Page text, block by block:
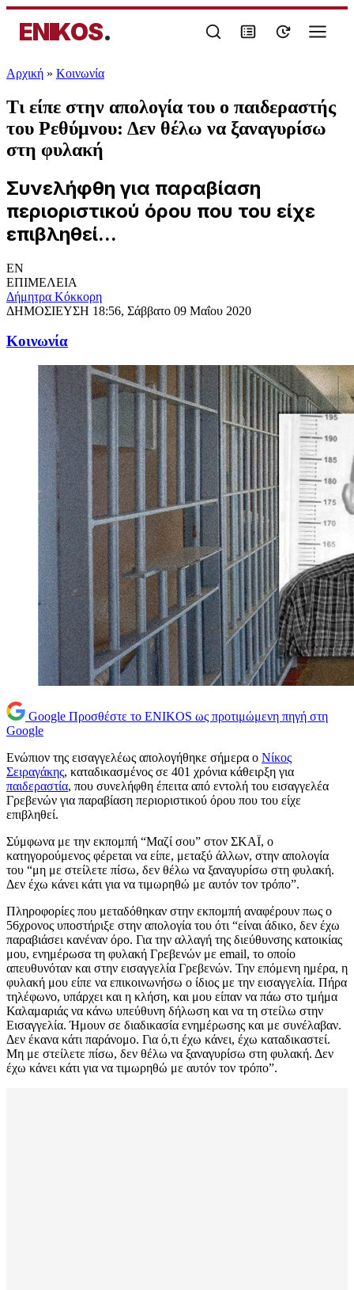
ENIKOS.
Αρχική » Κοινωνία
Τι είπε στην απολογία του ο παιδεραστής
του Ρεθύμνου: Δεν θέλω να ξαναγυρίσω
στη φυλακή
Συνελήφθη για παραβίαση
περιοριστικού όρου που του είχε
επιβληθεί...
EN
ΕΠΙΜΕΛΕΙΑ
Δήμητρα Κόκκορη
ΔΗΜΟΣΙΕΥΣΗ 18:56, Σάββατο 09 Μαΐου 2020
Κοινωνία
Google Προσθέστε το ENIKOS ως προτιμώμενη πηγή στη
Google
Ενώπιον της εισαγγελέως απολογήθηκε σήμερα ο Νίκος
Σειραγάκης, καταδικασμένος σε 401 χρόνια κάθειρξη για
παιδεραστία, που συνελήφθη έπειτα από εντολή του εισαγγελέα
Γρεβενών για παραβίαση περιοριστικού όρου που του είχε
επιβληθεί.
Σύμφωνα με την εκπομπή “Μαζί σου” στον ΣΚΑΪ, ο
κατηγορούμενος φέρεται να είπε, μεταξύ άλλων, στην απολογία
του “μη με στείλετε πίσω, δεν θέλω να ξαναγυρίσω στη φυλακή.
Δεν έχω κάνει κάτι για να τιμωρηθώ με αυτόν τον τρόπο”.
Πληροφορίες που μεταδόθηκαν στην εκπομπή αναφέρουν πως ο
56χρονος υποστήριξε στην απολογία του ότι “είναι άδικο, δεν έχω
παραβιάσει κανέναν όρο. Για την αλλαγή της διεύθυνσης κατοικίας
μου, ενημέρωσα τη φυλακή Γρεβενών με email, το οποίο
απευθυνόταν και στην εισαγγελία Γρεβενών. Την επόμενη ημέρα, η
φυλακή μου είπε να επικοινωνήσω ο ίδιος με την εισαγγελία. Πήρα
τηλέφωνο, υπάρχει και η κλήση, και μου είπαν να πάω στο τμήμα
Καλαμαριάς να κάνω υπεύθυνη δήλωση και να τη στείλω στην
Εισαγγελία. Ήμουν σε διαδικασία ενημέρωσης και με συνέλαβαν.
Δεν έκανα κάτι παράνομο. Για ό,τι έχω κάνει, έχω καταδικαστεί.
Μη με στείλετε πίσω, δεν θέλω να ξαναγυρίσω στη φυλακή. Δεν
έχω κάνει κάτι για να τιμωρηθώ με αυτόν τον τρόπο”.